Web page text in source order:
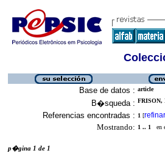
Base de datos : article
B�squeda : FRISON,
Referencias encontradas : 1 [refinar
Mostrando: 1 .. 1 en
p�gina 1 de 1